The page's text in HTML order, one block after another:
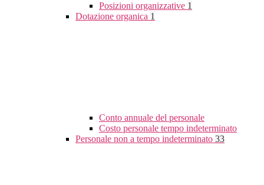
Posizioni organizzative 1
Dotazione organica 1
Conto annuale del personale
Costo personale tempo indeterminato
Personale non a tempo indeterminato 33